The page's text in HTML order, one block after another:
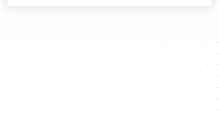
풍부한 신학 유산